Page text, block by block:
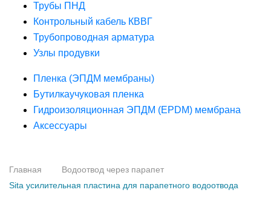
Трубы ПНД
Контрольный кабель КВВГ
Трубопроводная арматура
Узлы продувки
Пленка (ЭПДМ мембраны)
Бутилкаучуковая пленка
Гидроизоляционная ЭПДМ (EPDM) мембрана
Аксессуары
Главная
Водоотвод через парапет
Sita усилительная пластина для парапетного водоотвода